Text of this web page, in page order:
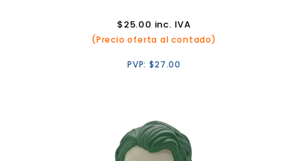
$25.00 inc. IVA
(Precio oferta al contado)
PVP:$27.00